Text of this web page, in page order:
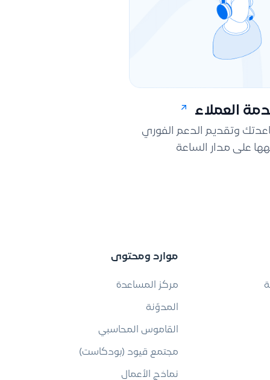
العملاء
وتقديم الدعم الفوري
على مدار الساعة
موارد ومحتوى
مركز المساعدة
المدوّنة
القاموس المحاسبي
مجتمع قيود (بودكاست)
نماذج الأعمال